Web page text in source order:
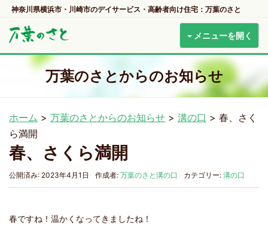
神奈川県横浜市・川崎市のデイサービス・高齢者向け住宅：万葉のさと
メニューを開く
万葉のさとからのお知らせ
ホーム > 万葉のさとからのお知らせ > 溝の口 > 春、さく
ら満開
春、さくら満開
公開済み: 2023年4月1日 作成者: 万葉のさと溝の口 カテゴリー: 溝の口
春ですね！温かくなってきましたね！